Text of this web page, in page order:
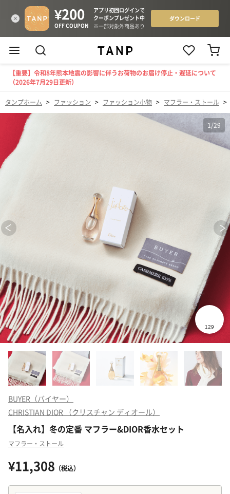
【重要】令和8年熊本地震の影響に伴うお荷物のお届け停止・遅延について
（2026年7月29日更新）
タンプホーム > ファッション > ファッション小物 > マフラー・ストール >
1 /29
BUYER（バイヤー）
CHRISTIAN DIOR （クリスチャン ディオール）
【名入れ】冬の定番 マフラー&DIOR香水セット
マフラー・ストール
¥11,308 （税込）